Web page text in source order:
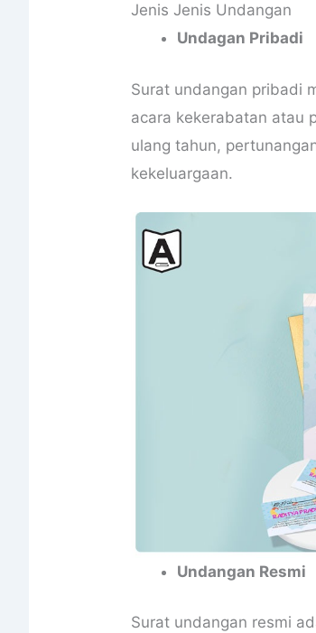
Jenis Jenis Undangan
Undagan Pribadi
Surat undangan pribadi
acara kekerabatan atau
ulang tahun,
kekeluargaan.
Undangan Resmi
Surat undangan resmi